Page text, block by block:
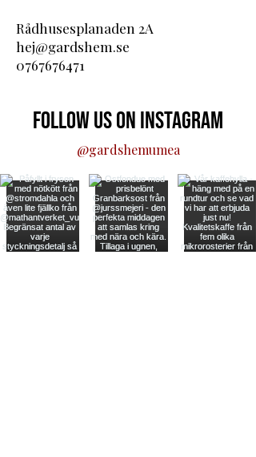
Rådhusesplanaden 2A
hej@gardshem.se
0767676471
Follow us on Instagram
@gardshemumea